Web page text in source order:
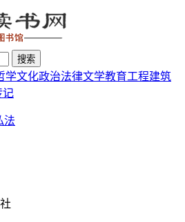
搜索
学文化政治法律文学教育工程建筑
记
法